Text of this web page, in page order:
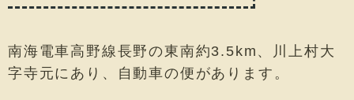
南海電車高野線長野の東南約3.5km、川上村大
字寺元にあり、自動車の便があります。